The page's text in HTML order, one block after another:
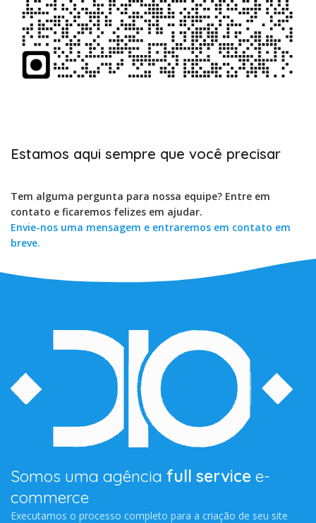
Estamos aqui sempre que você precisar
Tem alguma pergunta para nossa equipe? Entre em
contato e ficaremos felizes em ajudar.
Envie-nos uma mensagem e entraremos em contato em
breve.
Somos uma agência full service e-
commerce
Executamos o processo completo para a criação de seu site